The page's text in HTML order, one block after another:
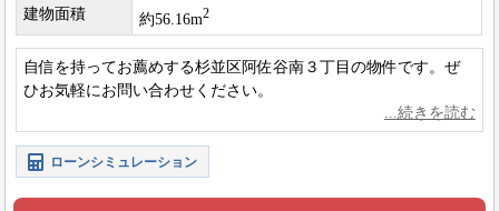
建物面積
約56.16m2
自信を持ってお薦めする杉並区阿佐谷南３丁目の物件です。ぜ
ひお気軽にお問い合わせください。
ローンシミュレーション